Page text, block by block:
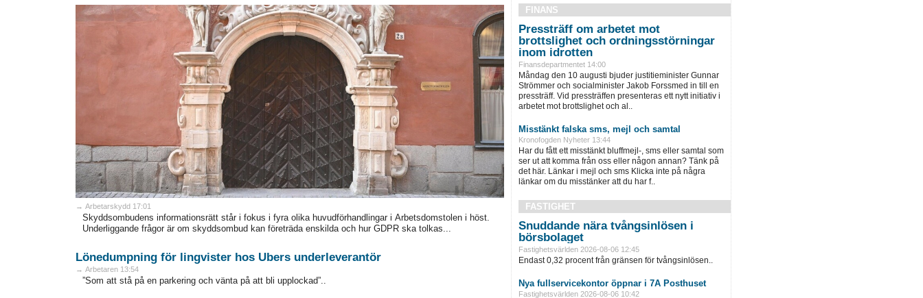
→ Arbetarskydd 17:01
Skyddsombudens informationsrätt står i fokus i fyra olika huvudförhandlingar i Arbetsdomstolen i höst.
Underliggande frågor är om skyddsombud kan företräda enskilda och hur GDPR ska tolkas...
Lönedumpning för lingvister hos Ubers underleverantör
→ Arbetaren 13:54
”Som att stå på en parkering och vänta på att bli upplockad”..
FINANS
Pressträff om arbetet mot
brottslighet och ordningsstörningar
inom idrotten
Finansdepartmentet 14:00
Måndag den 10 augusti bjuder justitieminister Gunnar
Strömmer och socialminister Jakob Forssmed in till en
pressträff. Vid pressträffen presenteras ett nytt initiativ i
arbetet mot brottslighet och al..
Misstänkt falska sms, mejl och samtal
Kronofogden Nyheter 13:44
Har du fått ett misstänkt bluffmejl-, sms eller samtal som
ser ut att komma från oss eller någon annan? Tänk på
det här. Länkar i mejl och sms Klicka inte på några
länkar om du misstänker att du har f..
FASTIGHET
Snuddande nära tvångsinlösen i
börsbolaget
Fastighetsvärlden 2026-08-06 12:45
Endast 0,32 procent från gränsen för tvångsinlösen..
Nya fullservicekontor öppnar i 7A Posthuset
Fastighetsvärlden 2026-08-06 10:42